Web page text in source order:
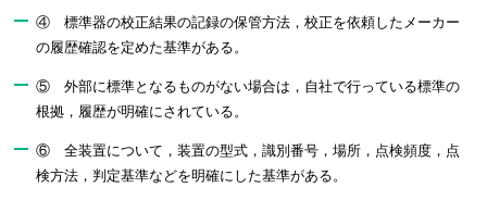
④ 標準器の校正結果の記録の保管方法，校正を依頼したメーカー
の履歴確認を定めた基準がある。
⑤ 外部に標準となるものがない場合は，自社で行っている標準の
根拠，履歴が明確にされている。
⑥ 全装置について，装置の型式，識別番号，場所，点検頻度，点
検方法，判定基準などを明確にした基準がある。